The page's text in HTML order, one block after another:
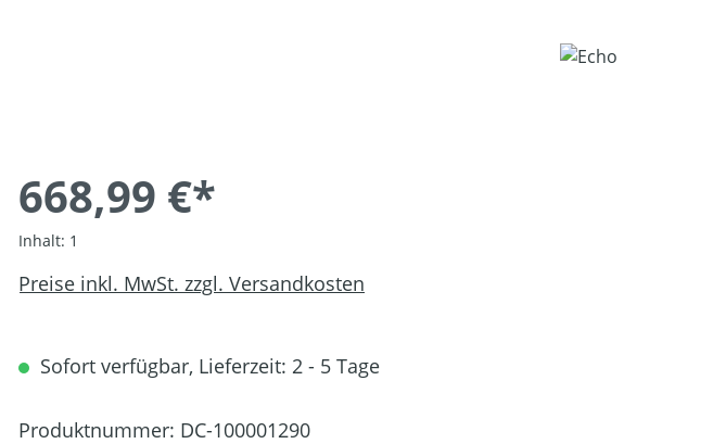
668,99 €*
Inhalt: 1
Preise inkl. MwSt. zzgl. Versandkosten
Sofort verfügbar, Lieferzeit: 2 - 5 Tage
Produktnummer: DC-100001290